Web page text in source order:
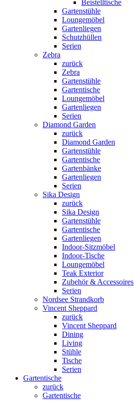
Beistelltische
Gartenstühle
Loungemöbel
Gartenliegen
Schutzhüllen
Serien
Zebra
zurück
Zebra
Gartenstühle
Gartentische
Loungemöbel
Gartenliegen
Serien
Diamond Garden
zurück
Diamond Garden
Gartenstühle
Gartentische
Gartenbänke
Gartenliegen
Serien
Sika Design
zurück
Sika Design
Gartenstühle
Gartentische
Gartenliegen
Indoor-Sitzmöbel
Indoor-Tische
Loungemöbel
Teak Exterior
Zubehör & Accessoires
Serien
Nordsee Strandkorb
Vincent Sheppard
zurück
Vincent Sheppard
Dining
Living
Stühle
Tische
Serien
Gartentische
zurück
Gartentische